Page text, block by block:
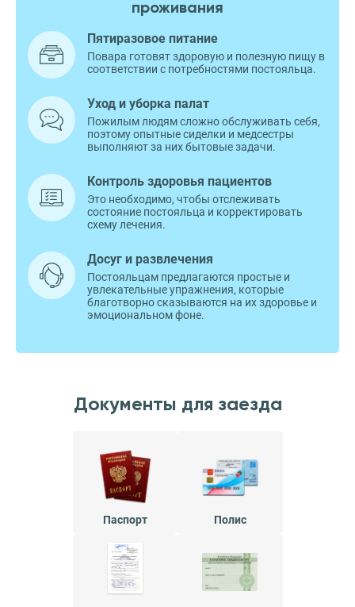
проживания
Пятиразовое питание
Повара готовят здоровую и полезную пищу в
соответствии с потребностями постояльца.
Уход и уборка палат
Пожилым людям сложно обслуживать себя,
поэтому опытные сиделки и медсестры
выполняют за них бытовые задачи.
Контроль здоровья пациентов
Это необходимо, чтобы отслеживать
состояние постояльца и корректировать
схему лечения.
Досуг и развлечения
Постояльцам предлагаются простые и
увлекательные упражнения, которые
благотворно сказываются на их здоровье и
эмоциональном фоне.
Документы для заезда
Паспорт Полис